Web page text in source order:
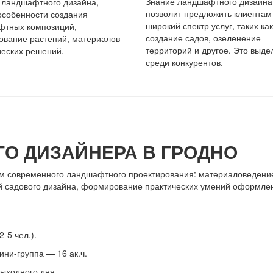
создания
композиций,
растений, материалов
решений.
позволит предложить
широкий спектр услуг, таких как
создание садов, озеленение
территорий и другое. Это
среди конкурентов.
ДИЗАЙНЕРА В ГРОДНО
ландшафтного проектирования:
садового дизайна, формирование практических умений
5 чел.).
группа — 16 ак.ч.